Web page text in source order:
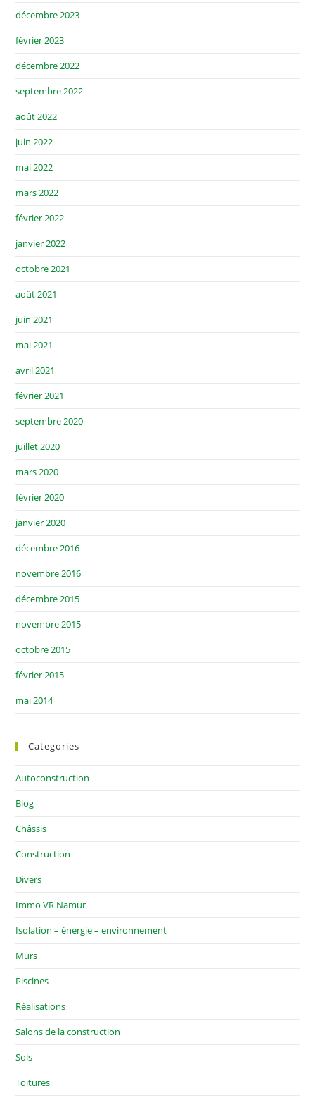
décembre 2023
février 2023
décembre 2022
septembre 2022
août 2022
juin 2022
mai 2022
mars 2022
février 2022
janvier 2022
octobre 2021
août 2021
juin 2021
mai 2021
avril 2021
février 2021
septembre 2020
juillet 2020
mars 2020
février 2020
janvier 2020
décembre 2016
novembre 2016
décembre 2015
novembre 2015
octobre 2015
février 2015
mai 2014
Categories
Autoconstruction
Blog
Châssis
Construction
Divers
Immo VR Namur
Isolation – énergie – environnement
Murs
Piscines
Réalisations
Salons de la construction
Sols
Toitures